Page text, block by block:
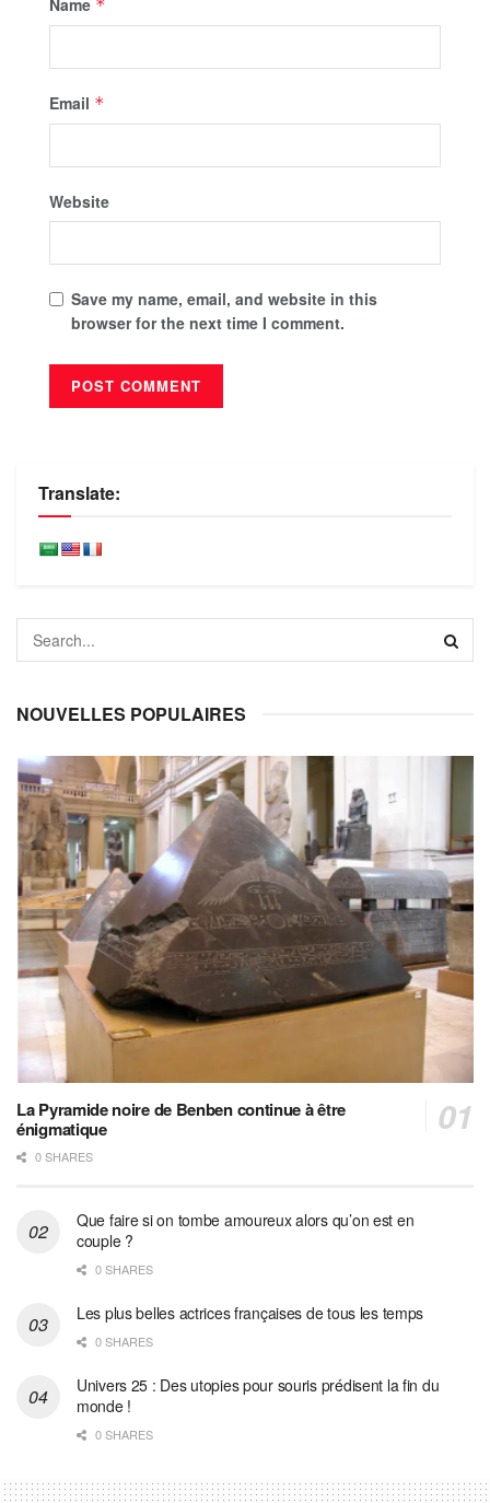
*
Email *
Website
Save my name, email, and website in this
browser for the next time I comment.
Translate:
NOUVELLES POPULAIRES
La Pyramide noire de Benben continue à être
énigmatique
0 SHARES
Que faire si on tombe amoureux alors qu’on est en
couple ?
0 SHARES
Les plus belles actrices françaises de tous les temps
0 SHARES
Univers 25 : Des utopies pour souris prédisent la fin du
monde !
0 SHARES